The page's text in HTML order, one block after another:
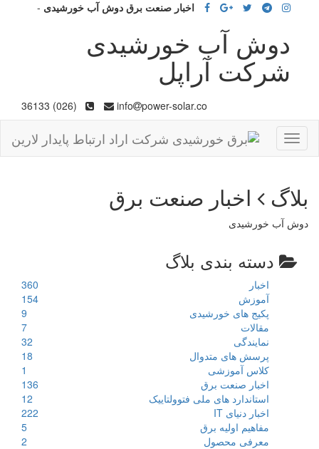
اخبار صنعت برق دوش آب خورشیدی -
دوش آب خورشیدی
شرکت آراپل
info power-solar.co
(026) 36133
Toggle
navigation
بلاگ اخبار صنعت برق
دوش آب خورشیدی
دسته بندی بلاگ
اخبار
360
آموزش
154
پکیج های خورشیدی
9
مقالات
7
نمایندگی
32
پرسش های متدوال
18
کلاس آموزشی
1
اخبار صنعت برق
136
استاندارد های ملی فتوولتاییک
12
اخبار دنیای IT
222
مفاهیم اولیه برق
5
معرفی محصول
2